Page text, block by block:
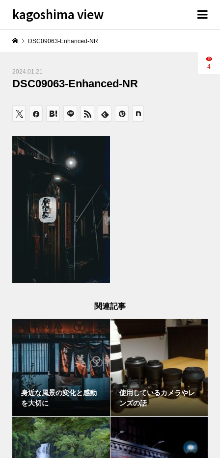
kagoshima view
2024.01.21
DSC09063-Enhanced-NR
4
DSC09063-Enhanced-NR
関連記事
身近な風景の変化と感動
を大切に
使用しているカメラやレ
ンズの話